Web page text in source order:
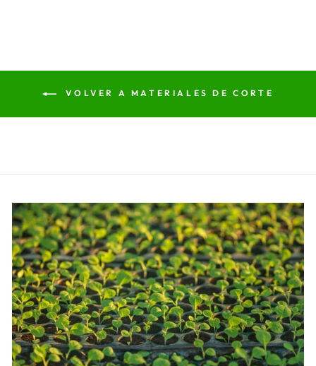
VOLVER A MATERIALES DE CORTE